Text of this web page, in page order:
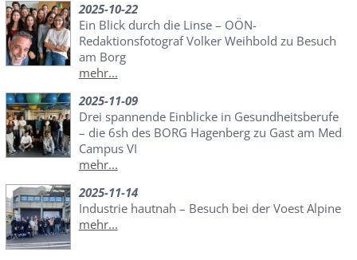
2025-10-22
Ein Blick durch die Linse – OÖN-
Redaktionsfotograf Volker Weihbold zu Besuch
am Borg
mehr...
2025-11-09
Drei spannende Einblicke in Gesundheitsberufe
– die 6sh des BORG Hagenberg zu Gast am Med
Campus VI
mehr...
2025-11-14
Industrie hautnah – Besuch bei der Voest Alpine
mehr...